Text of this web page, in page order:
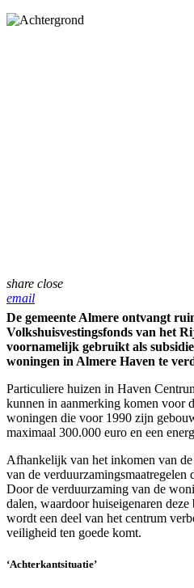
share close
email
De gemeente Almere ontvangt
Volkshuisvestingsfonds van het
voornamelijk gebruikt als
woningen in Almere Haven te
Particuliere huizen in Haven
kunnen in aanmerking komen voor
woningen die voor 1990 zijn
maximaal 300.000 euro en een
Afhankelijk van het inkomen van
van de verduurzamingsmaatregelen
Door de verduurzaming van de
dalen, waardoor huiseigenaren
wordt een deel van het centrum
veiligheid ten goede komt.
‘Achterkantsituatie’